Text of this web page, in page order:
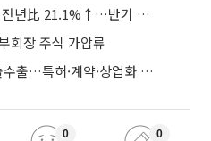
보령, 상반기 영업익 440억, 전년比 21.1%↑…반기 역대 최대
회장 주식 가압류
알테오젠, 올해만 1.8조 기술수출…특허·계약·상업화 ‘삼박자’
0 0